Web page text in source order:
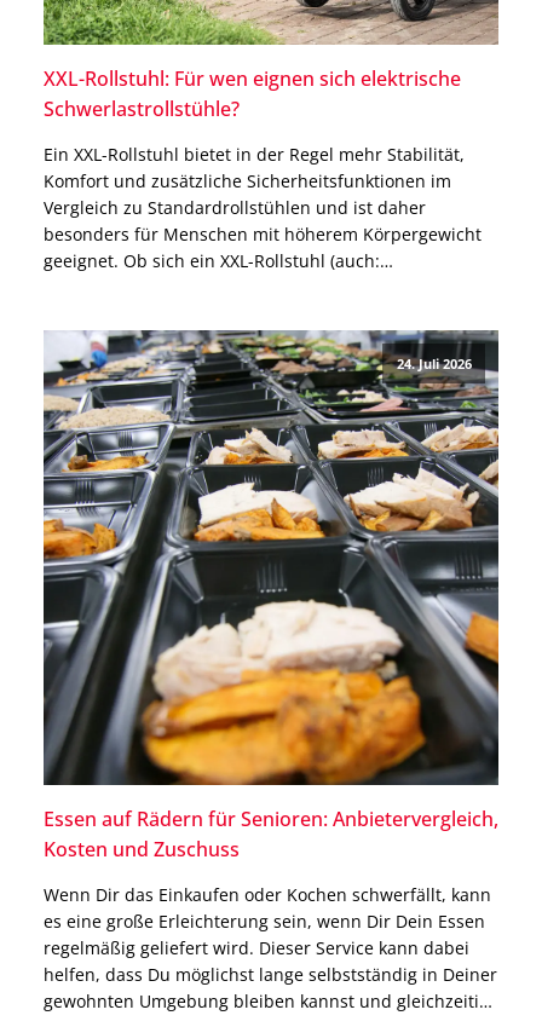
XXL-Rollstuhl: Für wen eignen sich elektrische
Schwerlastrollstühle?
Ein XXL-Rollstuhl bietet in der Regel mehr Stabilität,
Komfort und zusätzliche Sicherheitsfunktionen im
Vergleich zu Standardrollstühlen und ist daher
besonders für Menschen mit höherem Körpergewicht
geeignet. Ob sich ein XXL-Rollstuhl (auch:
große Menschen oder Menschen mit einem allgemein
breiten Körperbau […]
24. Juli 2026
Essen auf Rädern für Senioren: Anbietervergleich,
Kosten und Zuschuss
Wenn Dir das Einkaufen oder Kochen schwerfällt, kann
es eine große Erleichterung sein, wenn Dir Dein Essen
regelmäßig geliefert wird. Dieser Service kann dabei
helfen, dass Du möglichst lange selbstständig in Deiner
gewohnten Umgebung bleiben kannst und gleichzeitig